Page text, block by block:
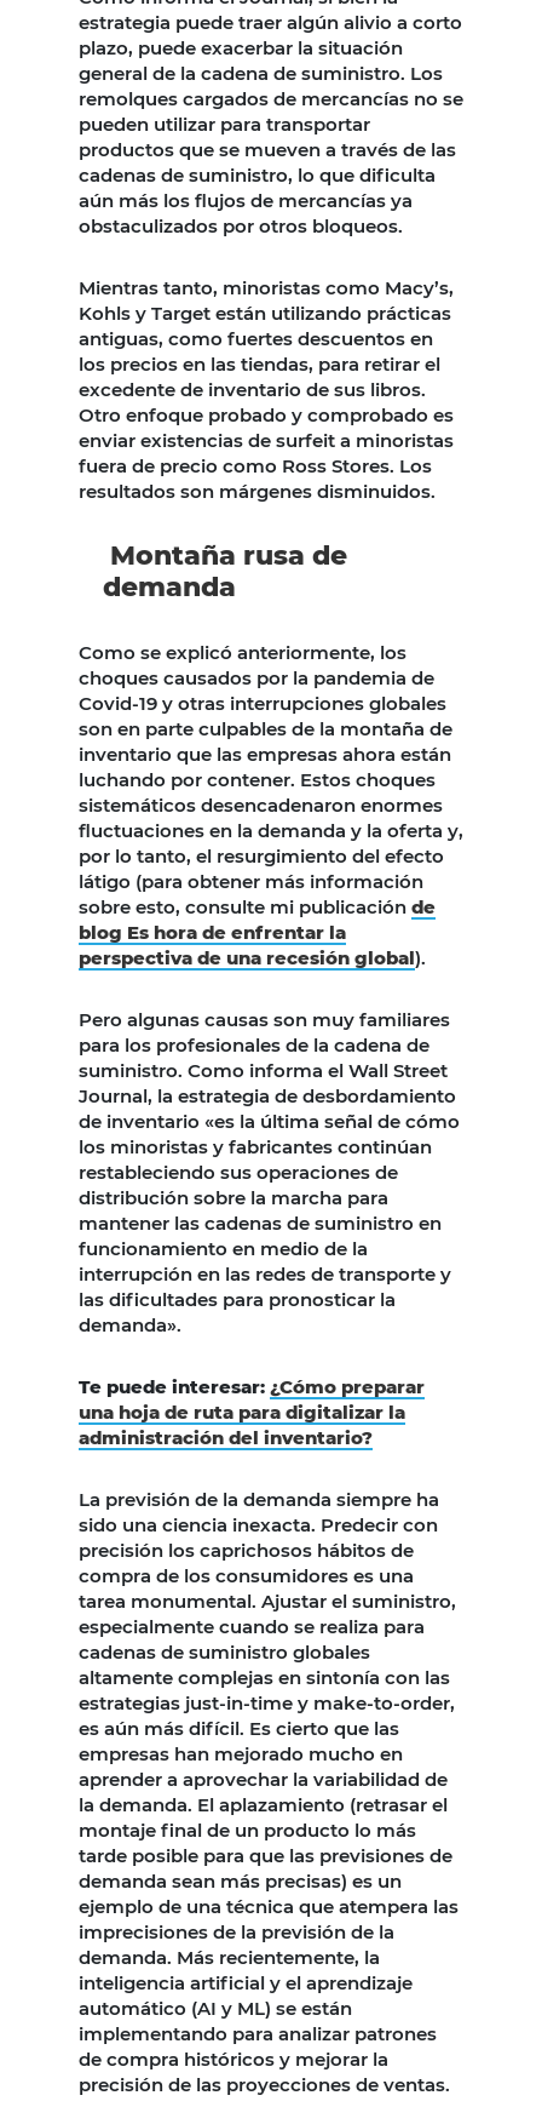
estrategia puede traer algún alivio a corto
plazo, puede exacerbar la situación
general de la cadena de suministro. Los
remolques cargados de mercancías no se
pueden utilizar para transportar
productos que se mueven a través de las
cadenas de suministro, lo que dificulta
aún más los flujos de mercancías ya
obstaculizados por otros bloqueos.
Mientras tanto, minoristas como Macy’s,
Kohls y Target están utilizando prácticas
antiguas, como fuertes descuentos en
los precios en las tiendas, para retirar el
excedente de inventario de sus libros.
Otro enfoque probado y comprobado es
enviar existencias de surfeit a minoristas
fuera de precio como Ross Stores. Los
resultados son márgenes disminuidos.
Montaña rusa de
demanda
Como se explicó anteriormente, los
choques causados por la pandemia de
Covid-19 y otras interrupciones globales
son en parte culpables de la montaña de
inventario que las empresas ahora están
luchando por contener. Estos choques
sistemáticos desencadenaron enormes
fluctuaciones en la demanda y la oferta y,
por lo tanto, el resurgimiento del efecto
látigo (para obtener más información
sobre esto, consulte mi publicación de
blog Es hora de enfrentar la
perspectiva de una recesión global).
Pero algunas causas son muy familiares
para los profesionales de la cadena de
suministro. Como informa el Wall Street
Journal, la estrategia de desbordamiento
de inventario «es la última señal de cómo
los minoristas y fabricantes continúan
restableciendo sus operaciones de
distribución sobre la marcha para
mantener las cadenas de suministro en
funcionamiento en medio de la
interrupción en las redes de transporte y
las dificultades para pronosticar la
demanda».
Te puede interesar: ¿Cómo preparar
una hoja de ruta para digitalizar la
administración del inventario?
La previsión de la demanda siempre ha
sido una ciencia inexacta. Predecir con
precisión los caprichosos hábitos de
compra de los consumidores es una
tarea monumental. Ajustar el suministro,
especialmente cuando se realiza para
cadenas de suministro globales
altamente complejas en sintonía con las
estrategias just-in-time y make-to-order,
es aún más difícil. Es cierto que las
empresas han mejorado mucho en
aprender a aprovechar la variabilidad de
la demanda. El aplazamiento (retrasar el
montaje final de un producto lo más
tarde posible para que las previsiones de
demanda sean más precisas) es un
ejemplo de una técnica que atempera las
imprecisiones de la previsión de la
demanda. Más recientemente, la
inteligencia artificial y el aprendizaje
automático (AI y ML) se están
implementando para analizar patrones
de compra históricos y mejorar la
precisión de las proyecciones de ventas.